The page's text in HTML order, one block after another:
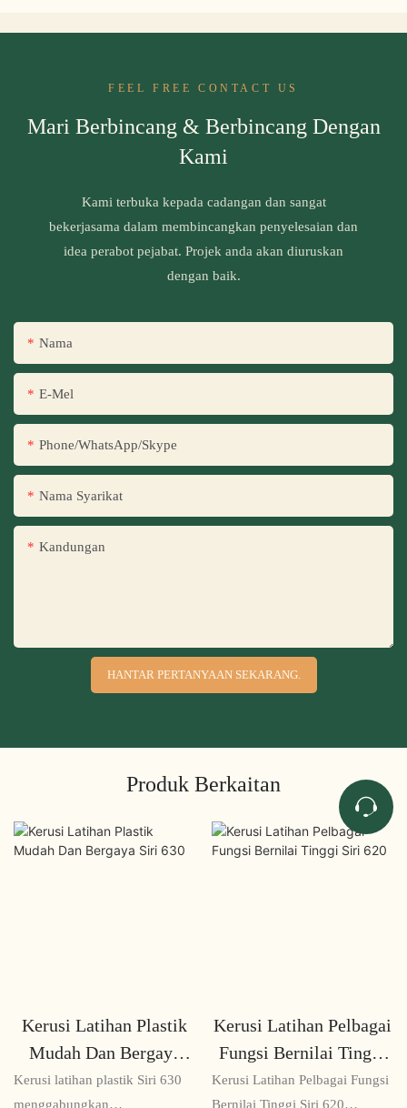
FEEL FREE CONTACT US
Mari Berbincang & Berbincang Dengan
Kami
Kami terbuka kepada cadangan dan sangat
bekerjasama dalam membincangkan penyelesaian dan
idea perabot pejabat. Projek anda akan diuruskan
dengan baik.
Nama
E-Mel
Phone/WhatsApp/Skype
Nama Syarikat
Kandungan
HANTAR PERTANYAAN SEKARANG.
Produk Berkaitan
Kerusi Latihan Plastik
Mudah Dan Bergaya
Siri 630
Kerusi latihan plastik Siri 630
Kerusi Latihan Pelbagai
Fungsi Bernilai Tinggi
Siri 620
Kerusi Latihan Pelbagai Fungsi